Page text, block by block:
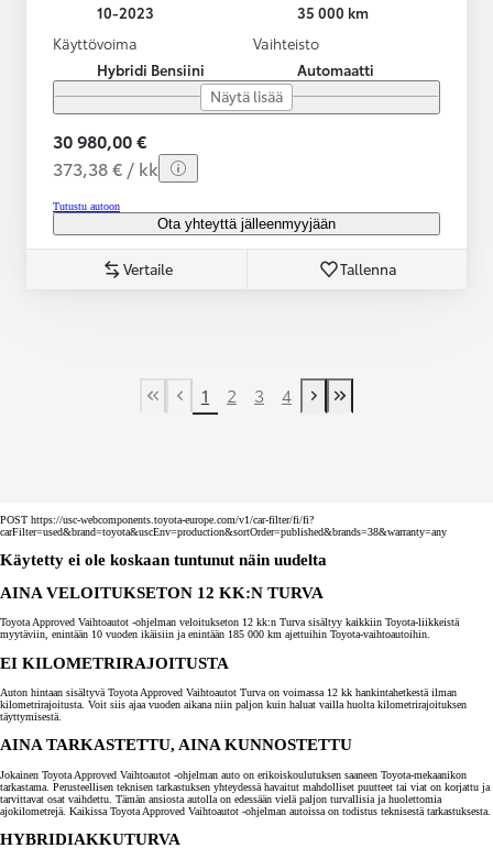
10-2023
35 000 km
Käyttövoima
Hybridi Bensiini
Vaihteisto
Automaatti
Näytä lisää
30 980,00 €
373,38 € / kk
Tutustu autoon
Ota yhteyttä jälleenmyyjään
Vertaile Tallenna
First Page
Previous page
1 2 3 4
Next page
Last Page
POST https://usc-webcomponents.toyota-europe.com/v1/car-filter/fi/fi?
carFilter=used&brand=toyota&uscEnv=production&sortOrder=published&brands=38&warranty=any
Käytetty ei ole koskaan tuntunut näin uudelta
AINA VELOITUKSETON 12 KK:N TURVA
Toyota Approved Vaihtoautot -ohjelman veloitukseton 12 kk:n Turva sisältyy kaikkiin Toyota-liikkeistä
myytäviin, enintään 10 vuoden ikäisiin ja enintään 185 000 km ajettuihin Toyota-vaihtoautoihin.
EI KILOMETRIRAJOITUSTA
Auton hintaan sisältyvä Toyota Approved Vaihtoautot Turva on voimassa 12 kk hankintahetkestä ilman
kilometrirajoitusta. Voit siis ajaa vuoden aikana niin paljon kuin haluat vailla huolta kilometrirajoituksen
täyttymisestä.
AINA TARKASTETTU, AINA KUNNOSTETTU
Jokainen Toyota Approved Vaihtoautot -ohjelman auto on erikoiskoulutuksen saaneen Toyota-mekaanikon
tarkastama. Perusteellisen teknisen tarkastuksen yhteydessä havaitut mahdolliset puutteet tai viat on korjattu ja
tarvittavat osat vaihdettu. Tämän ansiosta autolla on edessään vielä paljon turvallisia ja huolettomia
ajokilometrejä. Kaikissa Toyota Approved Vaihtoautot -ohjelman autoissa on todistus teknisestä tarkastuksesta.
HYBRIDIAKKUTURVA